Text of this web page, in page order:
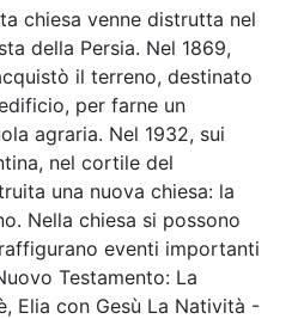
chiesa venne distrutta nel
della Persia. Nel 1869,
il terreno, destinato
per farne un
agraria. Nel 1932, sui
nel cortile del
una nuova chiesa: la
Nella chiesa si possono
eventi importanti
Testamento: La
Elia con Gesù La Natività -